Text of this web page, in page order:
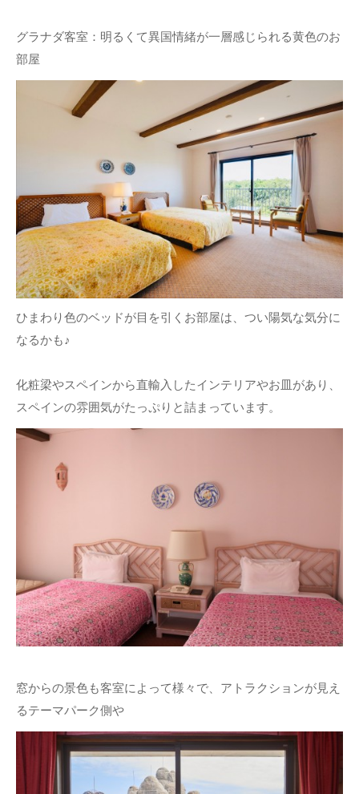
グラナダ客室：明るくて異国情緒が一層感じられる黄色のお
部屋
ひまわり色のベッドが目を引くお部屋は、つい陽気な気分に
なるかも♪
化粧梁やスペインから直輸入したインテリアやお皿があり、
スペインの雰囲気がたっぷりと詰まっています。
窓からの景色も客室によって様々で、アトラクションが見え
るテーマパーク側や